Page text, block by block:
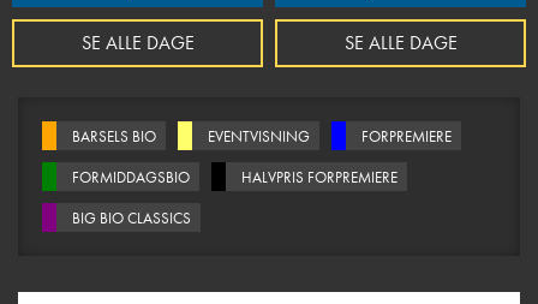
SE ALLE DAGE SE ALLE DAGE
BARSELS BIO EVENTVISNING
FORPREMIERE
FORMIDDAGSBIO
HALVPRIS FORPREMIERE
BIG BIO CLASSICS